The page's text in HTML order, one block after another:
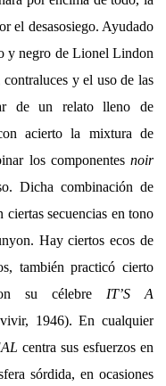
el desasosiego. Ayudado
y negro de Lionel Lindon
y el uso de las
de un relato lleno de
acierto la mixtura de
los componentes noir
Dicha combinación de
ciertas secuencias en tono
Hay ciertos ecos de
también practicó cierto
su célebre IT’S A
1946). En cualquier
centra sus esfuerzos en
sórdida, en ocasiones